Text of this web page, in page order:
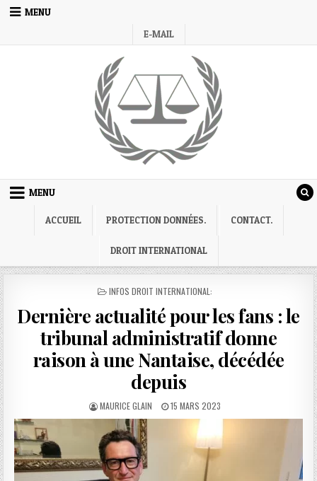
Skip
MENU
E-MAIL
MENU
ACCUEIL PROTECTION DONNÉES. CONTACT.
DROIT INTERNATIONAL
POSTED
INFOS DROIT INTERNATIONAL:
Dernière actualité pour les fans : le
tribunal administratif donne
raison à une Nantaise, décédée
depuis
AUTHOR:
MAURICE GLAIN
PUBLISHED
DATE:
15 MARS 2023